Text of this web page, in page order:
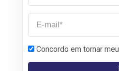
Concordo em tornar